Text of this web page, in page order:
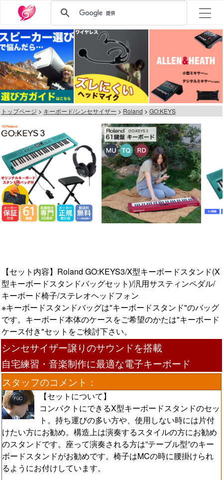
トップページ キーボード/シンセサイザー Roland GO:KEYS
【セット内容】Roland GO:KEYS3/X型キーボードスタンド(X
型キーボードスタンドバッグセット)/汎用サスティンペダル/
キーボード椅子/ステレオヘッドフォン
※キーボードスタンドバッグは"キーボードスタンド"のバッグ
です。キーボード本体のケースをご希望のかたは"キーボード
ケース付き"セットをご検討下さい。
シンセサイザー譲りのサウンドを搭載
自宅練習・音楽制作に最適な電子キーボード
スタッフのコメント：
【セットについて】
コンパクトにできるX型キーボードスタンドのセッ
ト。持ち運びの多い方や、使用しない時には片付
けたい方にお勧め。構造上は演奏するスタイルの方にお勧め
のスタンドです。座って演奏される方は”テーブル型”のキー
ボードスタンドがお勧めです。椅子はMCの時に腰掛けられ
るようにお付けしています。